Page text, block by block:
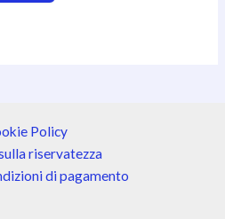
Policy
riservatezza
di pagamento